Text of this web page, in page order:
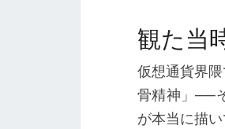
観た当
仮想通貨界
骨精神」──
が本当に描